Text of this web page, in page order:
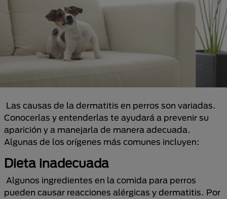
Las causas de la dermatitis en perros son variadas.
Conocerlas y entenderlas te ayudará a prevenir su
aparición y a manejarla de manera adecuada.
Algunas de los orígenes más comunes incluyen:
Dieta inadecuada
Algunos ingredientes en la comida para perros
pueden causar reacciones alérgicas y dermatitis. Por